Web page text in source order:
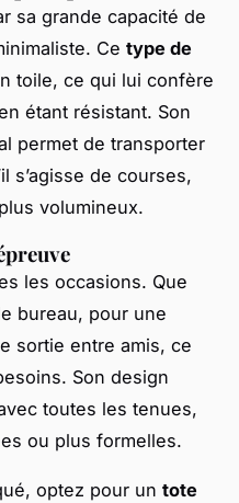
sa grande capacité de
Ce type de
toile, ce qui lui confère
étant résistant. Son
permet de transporter
s’agisse de courses,
volumineux.
les occasions. Que
bureau, pour une
sortie entre amis, ce
Son design
toutes les tenues,
ou plus formelles.
optez pour un tote